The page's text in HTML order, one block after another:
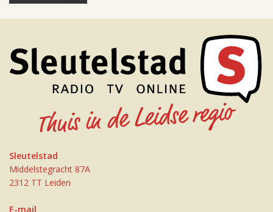
Sleutelstad
Middelstegracht 87A
2312 TT Leiden
E-mail